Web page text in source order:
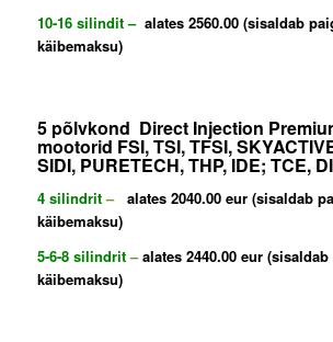
10-16 silindit – alates 2560.00 (sisaldab
käibemaksu)
5 põlvkond Direct Injection
mootorid FSI, TSI, TFSI,
SIDI, PURETECH, THP, IDE; TCE,
4 silindrit– alates 2040.00 eur (sisaldab
käibemaksu)
5-6-8 silindrit–alates 2440.00 eur
käibemaksu)